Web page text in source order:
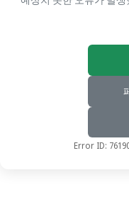
Error ID: